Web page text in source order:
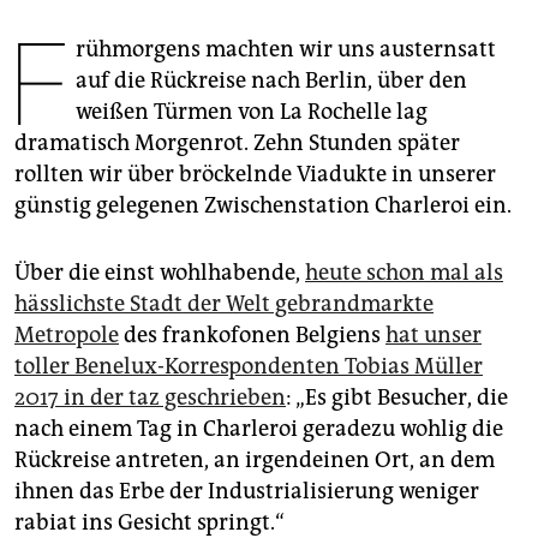
genossenschaft
epaper login
F rühmorgens machten wir uns austernsatt
auf die Rückreise nach Berlin, über den
weißen Türmen von La Rochelle lag
dramatisch Morgenrot. Zehn Stunden später
rollten wir über bröckelnde Viadukte in unserer
günstig gelegenen Zwischenstation Charleroi ein.
Über die einst wohlhabende, heute schon mal als
hässlichste Stadt der Welt gebrandmarkte
Metropoledes frankofonen Belgiens hat unser
toller Benelux-Korrespondenten Tobias Müller
2017 in der taz geschrieben: „Es gibt Besucher, die
nach einem Tag in Charleroi geradezu wohlig die
Rückreise antreten, an irgendeinen Ort, an dem
ihnen das Erbe der Industrialisierung weniger
rabiat ins Gesicht springt.“